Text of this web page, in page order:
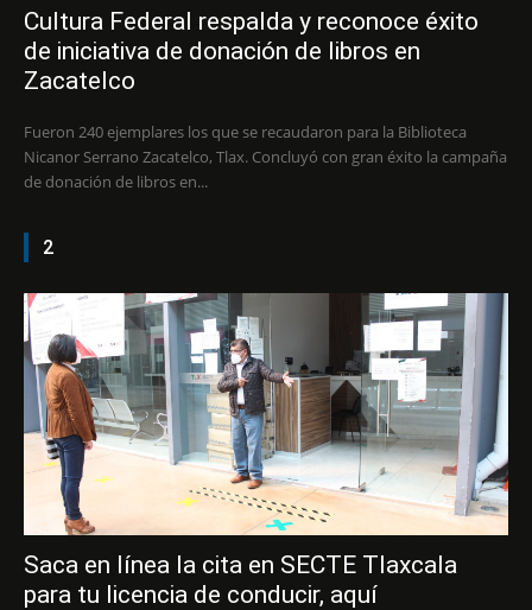
Cultura Federal respalda y reconoce éxito
de iniciativa de donación de libros en
Zacatelco
Fueron 240 ejemplares los que se recaudaron para la Biblioteca
Nicanor Serrano Zacatelco, Tlax. Concluyó con gran éxito la campaña
de donación de libros en...
2
Saca en línea la cita en SECTE Tlaxcala
para tu licencia de conducir, aquí